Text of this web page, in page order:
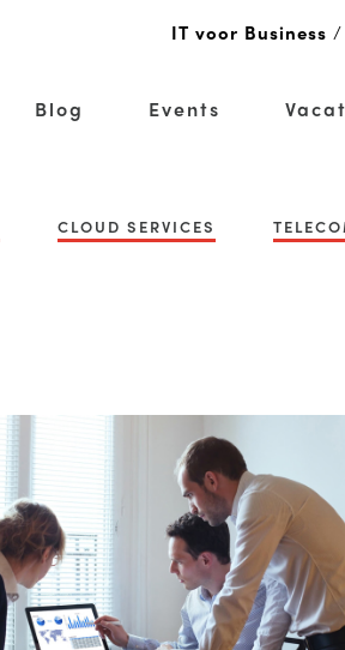
Blog Events
CLOUD SERVICES
IT voor Business /